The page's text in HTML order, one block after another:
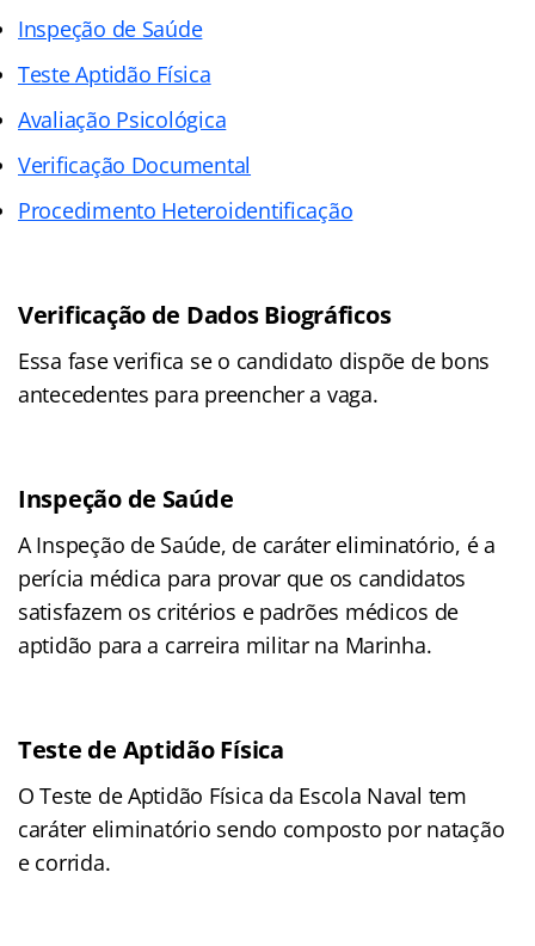
Inspeção de Saúde
Teste Aptidão Física
Avaliação Psicológica
Verificação Documental
Procedimento Heteroidentificação
Verificação de Dados Biográficos
Essa fase verifica se o candidato dispõe de bons
antecedentes para preencher a vaga.
Inspeção de Saúde
A Inspeção de Saúde, de caráter eliminatório, é a
perícia médica para provar que os candidatos
satisfazem os critérios e padrões médicos de
aptidão para a carreira militar na Marinha.
Teste de Aptidão Física
O Teste de Aptidão Física da Escola Naval tem
caráter eliminatório sendo composto por natação
e corrida.